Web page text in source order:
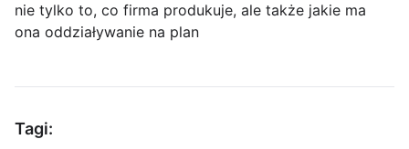
nie tylko to, co firma produkuje, ale także jakie ma
ona oddziaływanie na plan
Tagi: